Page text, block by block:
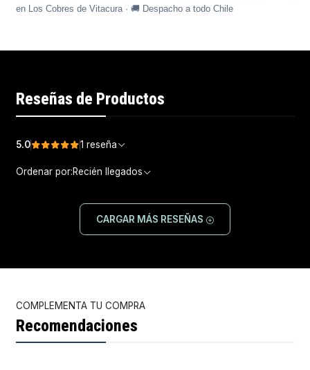
en Los Cobres de Vitacura · 🚚 Despacho a todo Chile
Reseñas de Productos
5.0 1 reseña
Ordenar por:Recién llegados
CARGAR MÁS RESEÑAS
COMPLEMENTA TU COMPRA
Recomendaciones